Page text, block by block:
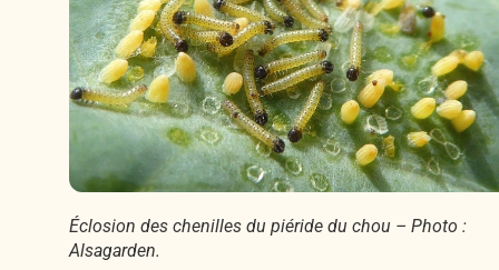
Éclosion des chenilles du piéride du chou – Photo :
Alsagarden.